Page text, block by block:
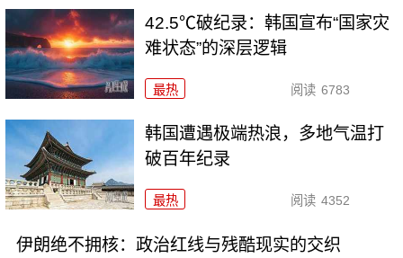
42.5℃破纪录：韩国宣布“国家灾
难状态”的深层逻辑
最热 阅读 6783
韩国遭遇极端热浪，多地气温打
破百年纪录
最热 阅读 4352
伊朗绝不拥核：政治红线与残酷现实的交织